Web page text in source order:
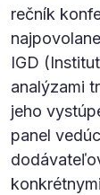
rečník
IGD
analýzami
jeho
panel